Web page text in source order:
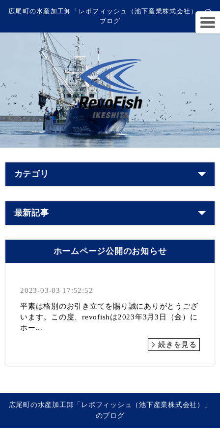
広尾町の水産加工卸「レボフィッシュ（池下産業株式会社）」の
ブログ
カテゴリ
最新記事
ホームページ公開のお知らせ
2023-03-03 17:52:52
平素は格別のお引き立てを賜り誠にありがとうござ
います。この度、revofishは2023年3月3日（金）に
ホー...
続きを見る
広尾町の水産加工卸「レボフィッシュ（池下産業株式会社）」
のブログ